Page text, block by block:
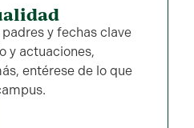
y fechas clave
y actuaciones,
entérese de lo que